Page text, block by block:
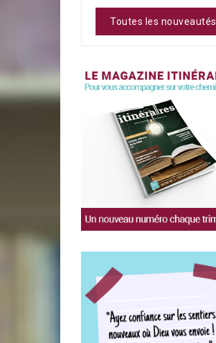
Toutes les nouveautés